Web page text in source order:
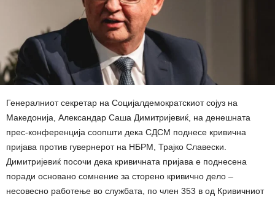
Генералниот секретар на Социјалдемократскиот сојуз на
Македонија, Александар Саша Димитријевиќ, на денешната
прес-конференција соопшти дека СДСМ поднесе кривична
пријава против гувернерот на НБРМ, Трајко Славески.
Димитријевиќ посочи дека кривичната пријава е поднесена
поради основано сомнение за сторено кривично дело –
несовесно работење во службата, по член 353 в од Кривичниот